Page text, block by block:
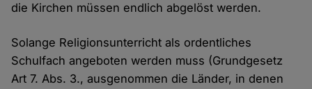
die Kirchen müssen endlich abgelöst werden.
Solange Religionsunterricht als ordentliches
Schulfach angeboten werden muss (Grundgesetz
Art 7. Abs. 3., ausgenommen die Länder, in denen